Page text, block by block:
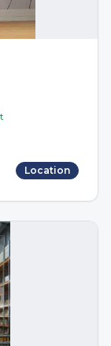
Location